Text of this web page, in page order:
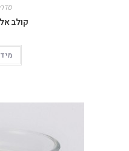
קולב